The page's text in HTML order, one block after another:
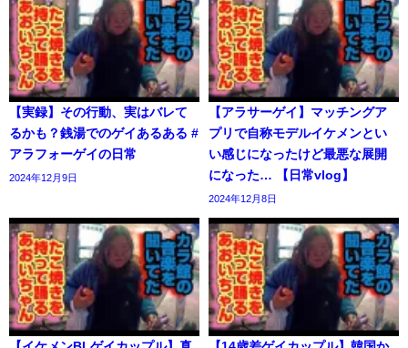
【実録】その行動、実はバレて
るかも？銭湯でのゲイあるある #
アラフォーゲイの日常
2024年12月9日
【アラサーゲイ】マッチングア
プリで自称モデルイケメンとい
い感じになったけど最悪な展開
になった… 【日常vlog】
2024年12月8日